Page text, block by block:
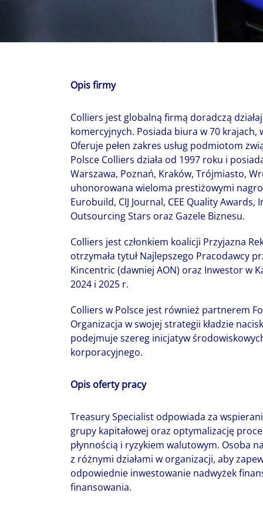
Opis firmy
Colliers jest globalną firmą doradczą
komercyjnych. Posiada biura w 70
Oferuje pełen zakres usług podmiotom
Polsce Colliers działa od 1997 roku i
Warszawa, Poznań, Kraków, Trójmiasto,
uhonorowana wieloma prestiżowymi
Eurobuild, CIJ Journal, CEE Quality
Outsourcing Stars oraz Gazele Biznesu.
Colliers jest członkiem koalicji Przyjazna
otrzymała tytuł Najlepszego Pracodawcy
Kincentric (dawniej AON) oraz Inwestor w
2024 i 2025 r.
Colliers w Polsce jest również partnerem
Organizacja w swojej strategii kładzie
podejmuje szereg inicjatyw
korporacyjnego.
Opis oferty pracy
Treasury Specialist odpowiada za
grupy kapitałowej oraz optymalizację
płynnością i ryzykiem walutowym. Osoba
z różnymi działami w organizacji, aby
odpowiednie inwestowanie nadwyżek
finansowania.
in assets under management, Colliers remains committed
success of our clients, investors, and people worldwide.